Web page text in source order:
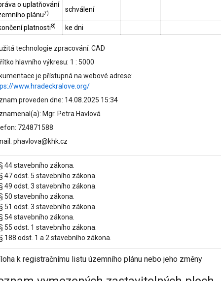
o uplatňování
plánu7) schválení
platnosti8) ke dni
technologie zpracování: CAD
hlavního výkresu: 1 : 5000
je přístupná na webové adrese:
www.hradeckralove.org/
proveden dne: 14.08.2025 15:34
Mgr. Petra Havlová
724871588
phavlova@khk.cz
44 stavebního zákona.
47 odst. 5 stavebního zákona.
49 odst. 3 stavebního zákona.
50 stavebního zákona.
51 odst. 3 stavebního zákona.
54 stavebního zákona.
55 odst. 1 stavebního zákona.
188 odst. 1 a 2 stavebního zákona.
k registračnímu listu územního plánu nebo jeho změny